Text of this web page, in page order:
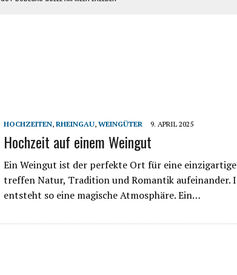
ZWISCHENDURCH EINEN ENERGIE-RIEGEL
HOCHZEITEN, RHEINGAU, WEINGÜTER 9. APRIL 2025
Hochzeit auf einem Weingut
Ein Weingut ist der perfekte Ort für eine
treffen Natur, Tradition und Romantik aufeinander.
entsteht so eine magische Atmosphäre. Ein…